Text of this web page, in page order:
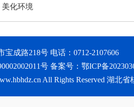
化环境
宝成路218号 电话：0712-2107606
号 备案号： 鄂ICP备
All Rights Reserved 湖北